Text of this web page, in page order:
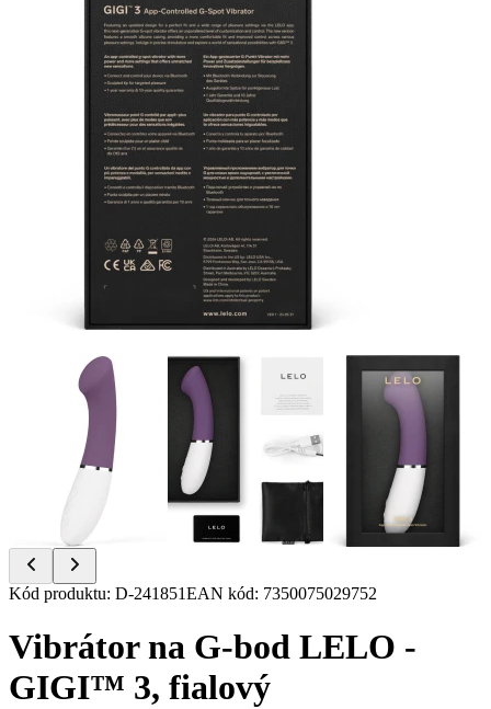
Item
of
4
Kód produktu: D-241851EAN kód: 7350075029752
Vibrátor na G-bod LELO -
GIGI™ 3, fialový